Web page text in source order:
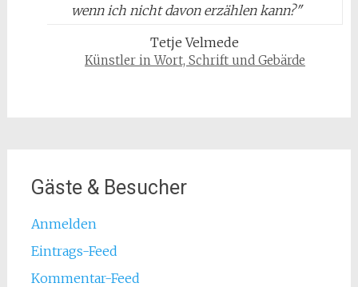
wenn ich nicht davon erzählen kann?"
Tetje Velmede
Künstler in Wort, Schrift und Gebärde
Gäste & Besucher
Anmelden
Eintrags-Feed
Kommentar-Feed